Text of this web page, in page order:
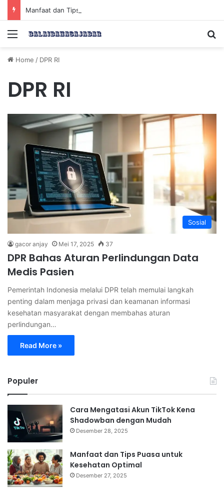
Manfaat dan Tips Puasa untuk Kesehatan Optimal
Menu
Home / DPR RI
DPR RI
Sosial
gacor anjay Mei 17, 2025 37
DPR Bahas Aturan Perlindungan Data
Medis Pasien
Pemerintah Indonesia melalui DPR telah memulai langkah
penting dalam menjaga privasi dan keamanan informasi
kesehatan masyarakat dengan membahas aturan
perlindungan…
Read More »
Populer
Cara Mengatasi Akun TikTok Kena
Shadowban dengan Mudah
Desember 28, 2025
Manfaat dan Tips Puasa untuk
Kesehatan Optimal
Desember 27, 2025